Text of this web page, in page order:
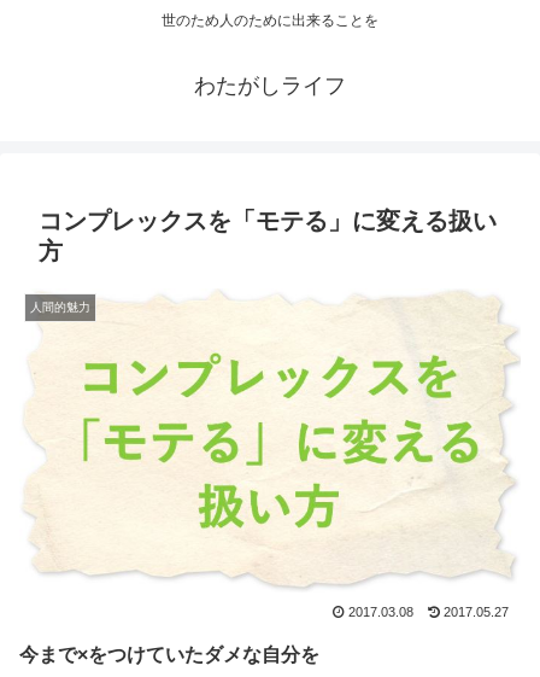
世のため人のために出来ることを
わたがしライフ
コンプレックスを「モテる」に変える扱い
方
人間的魅力
2017.03.08 2017.05.27
今まで×をつけていたダメな自分を